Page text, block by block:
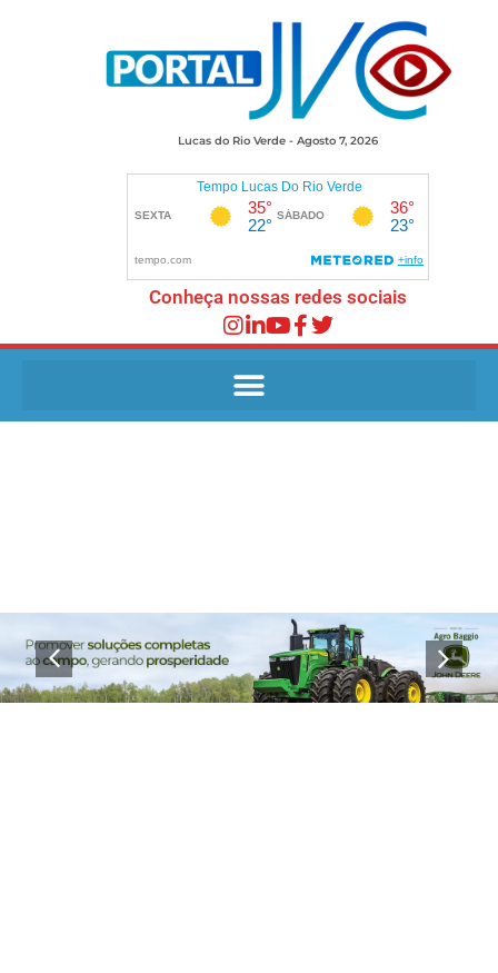
Lucas do Rio Verde - Agosto 7, 2026
Conheça nossas redes sociais